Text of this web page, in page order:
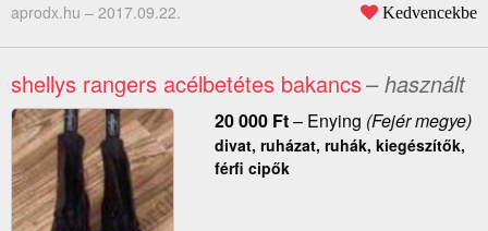
aprodx.hu – 2017.09.22. Kedvencekbe
shellys rangers acélbetétes bakancs– használt
20 000 Ft– Enying (Fejér megye)
divat, ruházat, ruhák, kiegészítők,
férfi cipők